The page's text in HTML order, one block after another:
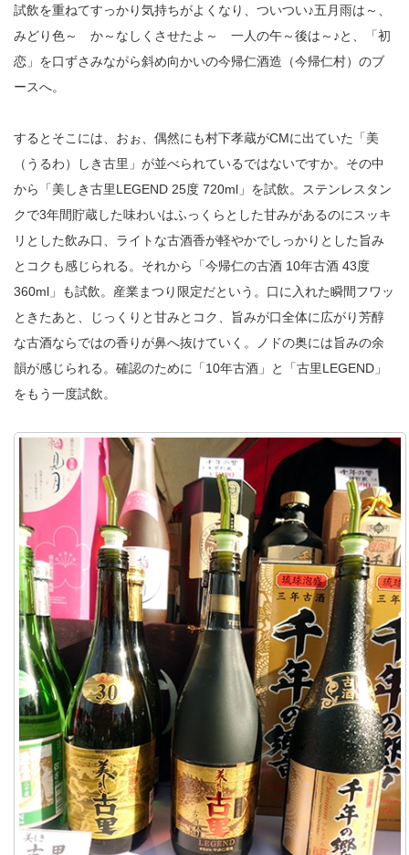
試飲を重ねてすっかり気持ちがよくなり、ついつい♪五月雨は～、
みどり色～ か～なしくさせたよ～ 一人の午～後は～♪と、「初
恋」を口ずさみながら斜め向かいの今帰仁酒造（今帰仁村）のブ
ースへ。
するとそこには、おぉ、偶然にも村下孝蔵がCMに出ていた「美
（うるわ）しき古里」が並べられているではないですか。その中
から「美しき古里LEGEND 25度 720ml」を試飲。ステンレスタン
クで3年間貯蔵した味わいはふっくらとした甘みがあるのにスッキ
リとした飲み口、ライトな古酒香が軽やかでしっかりとした旨み
とコクも感じられる。それから「今帰仁の古酒 10年古酒 43度
360ml」も試飲。産業まつり限定だという。口に入れた瞬間フワッ
ときたあと、じっくりと甘みとコク、旨みが口全体に広がり芳醇
な古酒ならではの香りが鼻へ抜けていく。ノドの奥には旨みの余
韻が感じられる。確認のために「10年古酒」と「古里LEGEND」
をもう一度試飲。